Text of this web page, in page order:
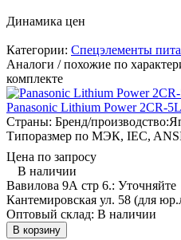
Динамика цен
Категории: Спецэлементы
Аналоги / похожие по
комплекте
Panasonic Lithium Power 2CR-
Страны: Бренд/производство:
Типоразмер по МЭК, IEC,
Цена по запросу
В наличии
Вавилова 9А стр 6.: Уточняйте
Кантемировская ул. 58 (для
Оптовый склад: В наличии
В корзину